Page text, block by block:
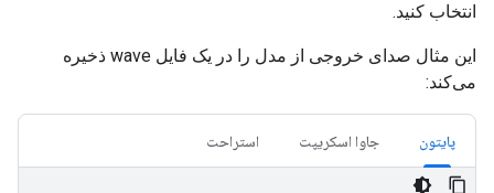
انتخاب کنید.
این مثال صدای خروجی از مدل را در یک فایل wave ذخیره
می‌کند:
پایتون جاوا اسکریپت استراحت